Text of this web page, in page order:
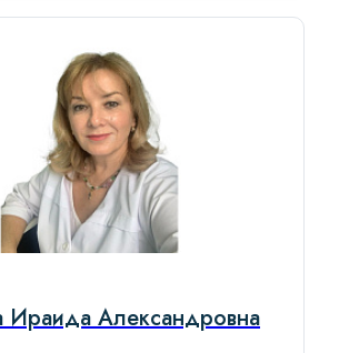
Ираида Александровна